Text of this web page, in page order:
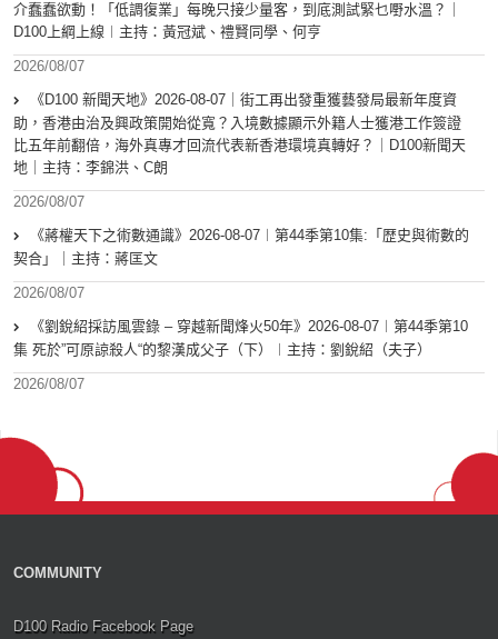
介蠢蠢欲動！「低調復業」每晚只接少量客，到底測試緊乜嘢水溫？｜
D100上綱上線︱主持：黃冠斌、禮賢同學、何亨
2026/08/07
《D100 新聞天地》2026-08-07｜街工再出發重獲藝發局最新年度資
助，香港由治及興政策開始從寬？入境數據顯示外籍人士獲港工作簽證
比五年前翻倍，海外真專才回流代表新香港環境真轉好？｜D100新聞天
地｜主持：李錦洪、C朗
2026/08/07
《蔣權天下之術數通識》2026-08-07︱第44季第10集:「歴史與術數的
契合」｜主持：蔣匡文
2026/08/07
《劉銳紹採訪風雲錄 – 穿越新聞烽火50年》2026-08-07︱第44季第10
集 死於”可原諒殺人“的黎漢成父子（下）︱主持：劉銳紹（夫子）
2026/08/07
COMMUNITY
D100 Radio Facebook Page